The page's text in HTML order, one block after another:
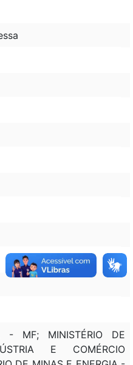
- MF; MINISTÉRIO DE
E COMÉRCIO